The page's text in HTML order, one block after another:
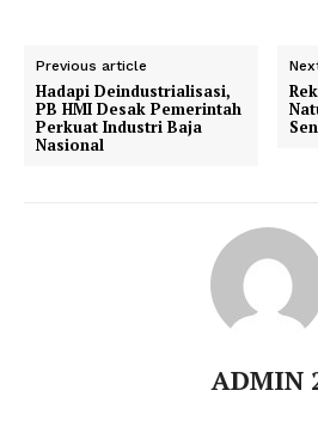
Previous article
Hadapi Deindustrialisasi,
PB HMI Desak Pemerintah
Perkuat Industri Baja
Nasional
ADMIN